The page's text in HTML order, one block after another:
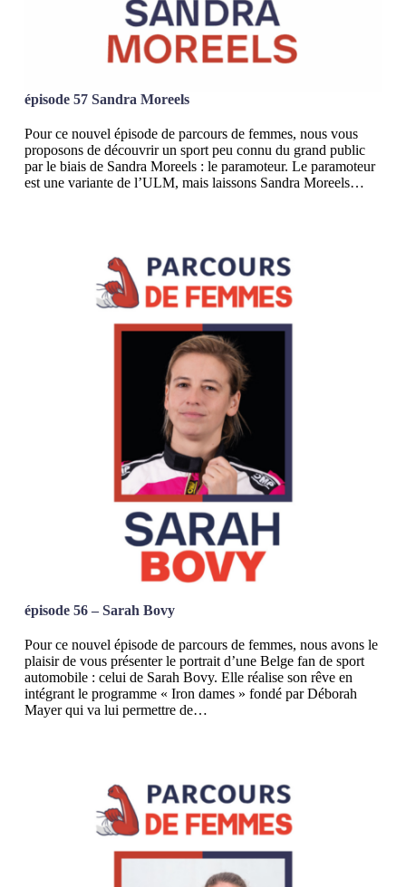
épisode 57 Sandra Moreels
Pour ce nouvel épisode de parcours de femmes, nous vous
proposons de découvrir un sport peu connu du grand public
par le biais de Sandra Moreels : le paramoteur. Le paramoteur
est une variante de l’ULM, mais laissons Sandra Moreels…
épisode 56 – Sarah Bovy
Pour ce nouvel épisode de parcours de femmes, nous avons le
plaisir de vous présenter le portrait d’une Belge fan de sport
automobile : celui de Sarah Bovy. Elle réalise son rêve en
intégrant le programme « Iron dames » fondé par Déborah
Mayer qui va lui permettre de…